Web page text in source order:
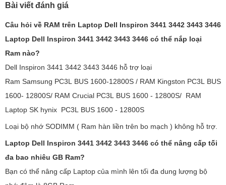
Bài viết đánh giá
Câu hỏi về RAM trên Laptop Dell Inspiron 3441 3442 3443 3446
Laptop Dell Inspiron 3441 3442 3443 3446 có thể nắp loại
Ram nào?
Dell Inspiron 3441 3442 3443 3446 hỗ trợ loại
Ram Samsung PC3L BUS 1600-12800S / RAM Kingston PC3L BUS
1600- 12800S/ RAM Crucial PC3L BUS 1600 - 12800S/ RAM
Laptop SK hynix PC3L BUS 1600 - 12800S
Loại bộ nhớ SODIMM ( Ram hàn liền trên bo mạch ) không hỗ trợ.
Laptop Dell Inspiron 3441 3442 3443 3446 có thể nâng cấp tối
đa bao nhiêu GB Ram?
Bạn có thể nâng cấp Laptop của mình lên tối đa dung lượng bộ